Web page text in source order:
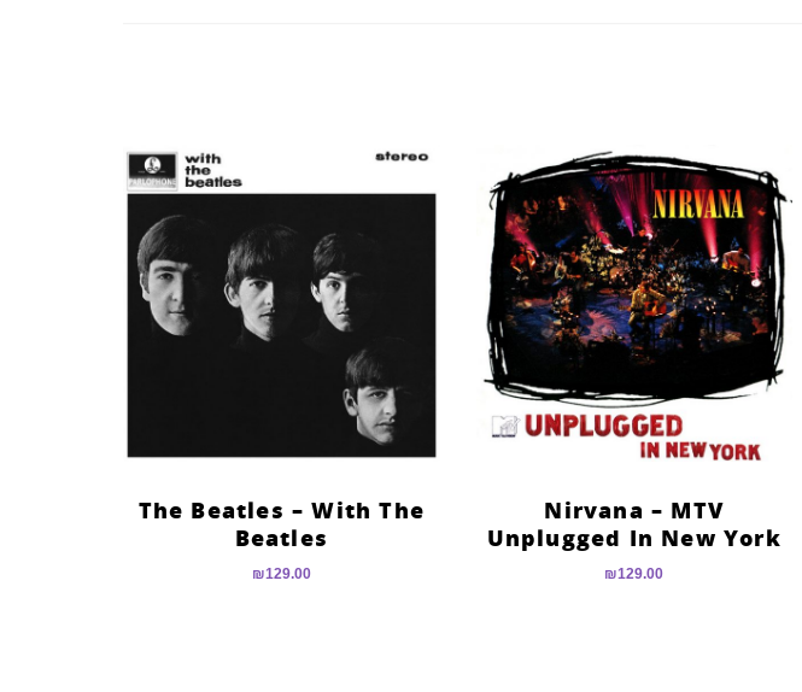
Nirvana – MTV
Unplugged In New York
₪129.00
The Beatles – With The
Beatles
₪129.00